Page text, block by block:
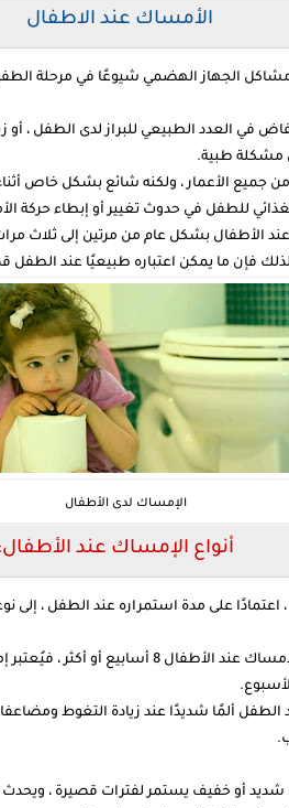
الأمساك عند الاطفال
الجهاز الهضمي شيوعًا في مرحلة
في العدد الطبيعي للبراز لدى الطفل ، أو
مشكلة طبية.
جميع الأعمار ، ولكنه شائع بشكل خاص
للطفل في حدوث تغيير أو إبطاء حركة
الأطفال بشكل عام من مرتين إلى ثلاث
فإن ما يمكن اعتباره طبيعيًا عند الطفل
الإمساك لدى الأطفال
أنواع الإمساك عند
على مدة استمراره عند الطفل ، إلى
في بعض الحالات يمكن أن يستمر الإمساك عند
ألمًا شديدًا عند زيادة التغوط
أو خفيف يستمر لفترات قصيرة ، ويحدث